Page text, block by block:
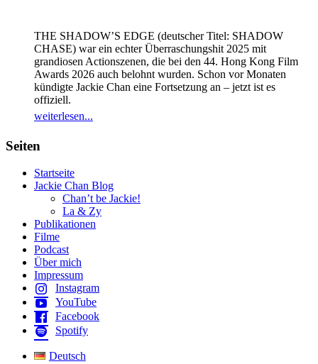
THE SHADOW’S EDGE (deutscher Titel: SHADOW
CHASE) war ein echter Überraschungshit 2025 mit
grandiosen Actionszenen, die bei den 44. Hong Kong Film
Awards 2026 auch belohnt wurden. Schon vor Monaten
kündigte Jackie Chan eine Fortsetzung an – jetzt ist es
offiziell.
weiterlesen...
Seiten
Startseite
Jackie Chan Blog
Chan’t be Jackie!
La & Zy
Publikationen
Filme
Podcast
Über mich
Impressum
Instagram
YouTube
Facebook
Spotify
Deutsch